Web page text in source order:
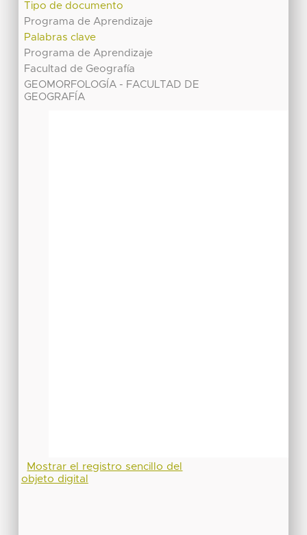
Tipo de documento
Programa de Aprendizaje
Palabras clave
Programa de Aprendizaje
Facultad de Geografía
GEOMORFOLOGÍA - FACULTAD DE
GEOGRAFÍA
Mostrar el registro sencillo del
objeto digital